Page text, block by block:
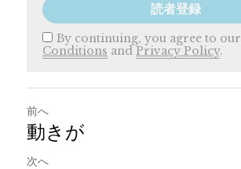
読者登録
By continuing, you agree to our
Conditions and Privacy Policy.
前へ
動きが
次へ